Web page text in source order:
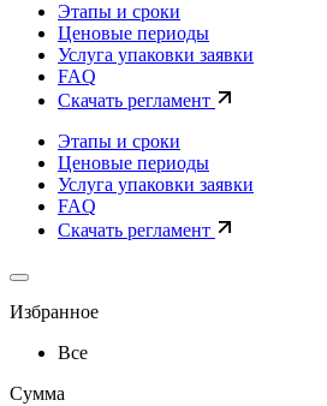
Этапы и сроки
Ценовые периоды
Услуга упаковки заявки
FAQ
Скачать регламент
Этапы и сроки
Ценовые периоды
Услуга упаковки заявки
FAQ
Скачать регламент
Избранное
Все
Сумма